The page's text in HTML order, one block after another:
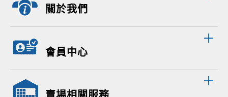
關於我們
會員中心